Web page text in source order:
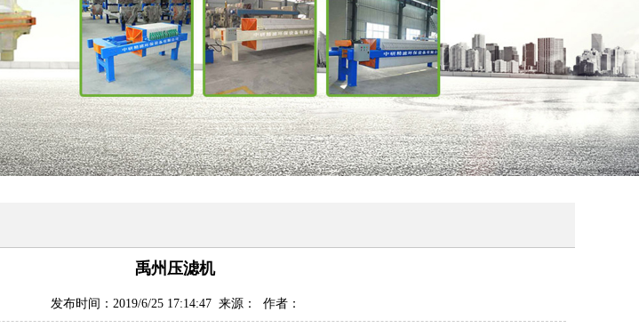
禹州压滤机
发布时间：2019/6/25 17:14:47 来源： 作者：